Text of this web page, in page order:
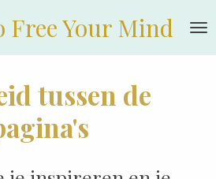
Free Your Mind
tussen de